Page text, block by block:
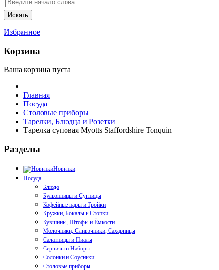
Избранное
Корзина
Ваша корзина пуста
Главная
Посуда
Столовые приборы
Тарелки, Блюдца и Розетки
Тарелка суповая Myotts Staffordshire Tonquin
Разделы
Новинки
Посуда
Блюдо
Бульонницы и Супницы
Кофейные пары и Тройки
Кружки, Бокалы и Стопки
Кувшины, Штофы и Ёмкости
Молочники, Сливочники, Сахарницы
Салатницы и Пиалы
Сервизы и Наборы
Солонки и Соусники
Столовые приборы